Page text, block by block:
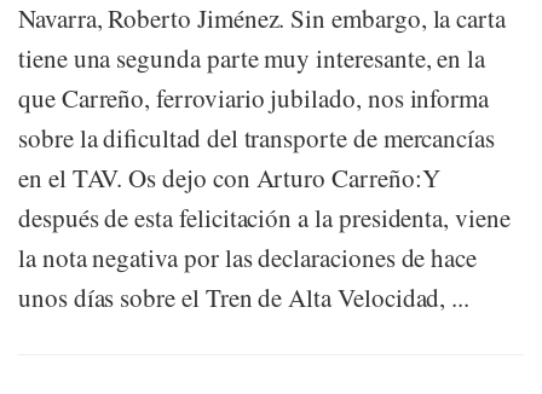
Navarra, Roberto Jiménez. Sin embargo, la carta
tiene una segunda parte muy interesante, en la
que Carreño, ferroviario jubilado, nos informa
sobre la dificultad del transporte de mercancías
en el TAV. Os dejo con Arturo Carreño:Y
después de esta felicitación a la presidenta, viene
la nota negativa por las declaraciones de hace
unos días sobre el Tren de Alta Velocidad, ...